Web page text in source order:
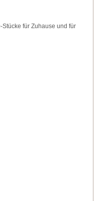
für Zuhause und für